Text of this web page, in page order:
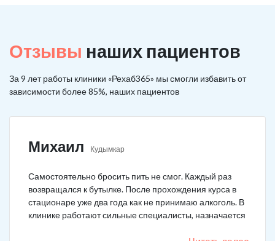
Отзывы наших пациентов
За 9 лет работы клиники «Рехаб365» мы смогли избавить от
зависимости более 85%, наших пациентов
Михаил Кудымкар
Самостоятельно бросить пить не смог. Каждый раз
возвращался к бутылке. После прохождения курса в
стационаре уже два года как не принимаю алкоголь. В
клинике работают сильные специалисты, назначается